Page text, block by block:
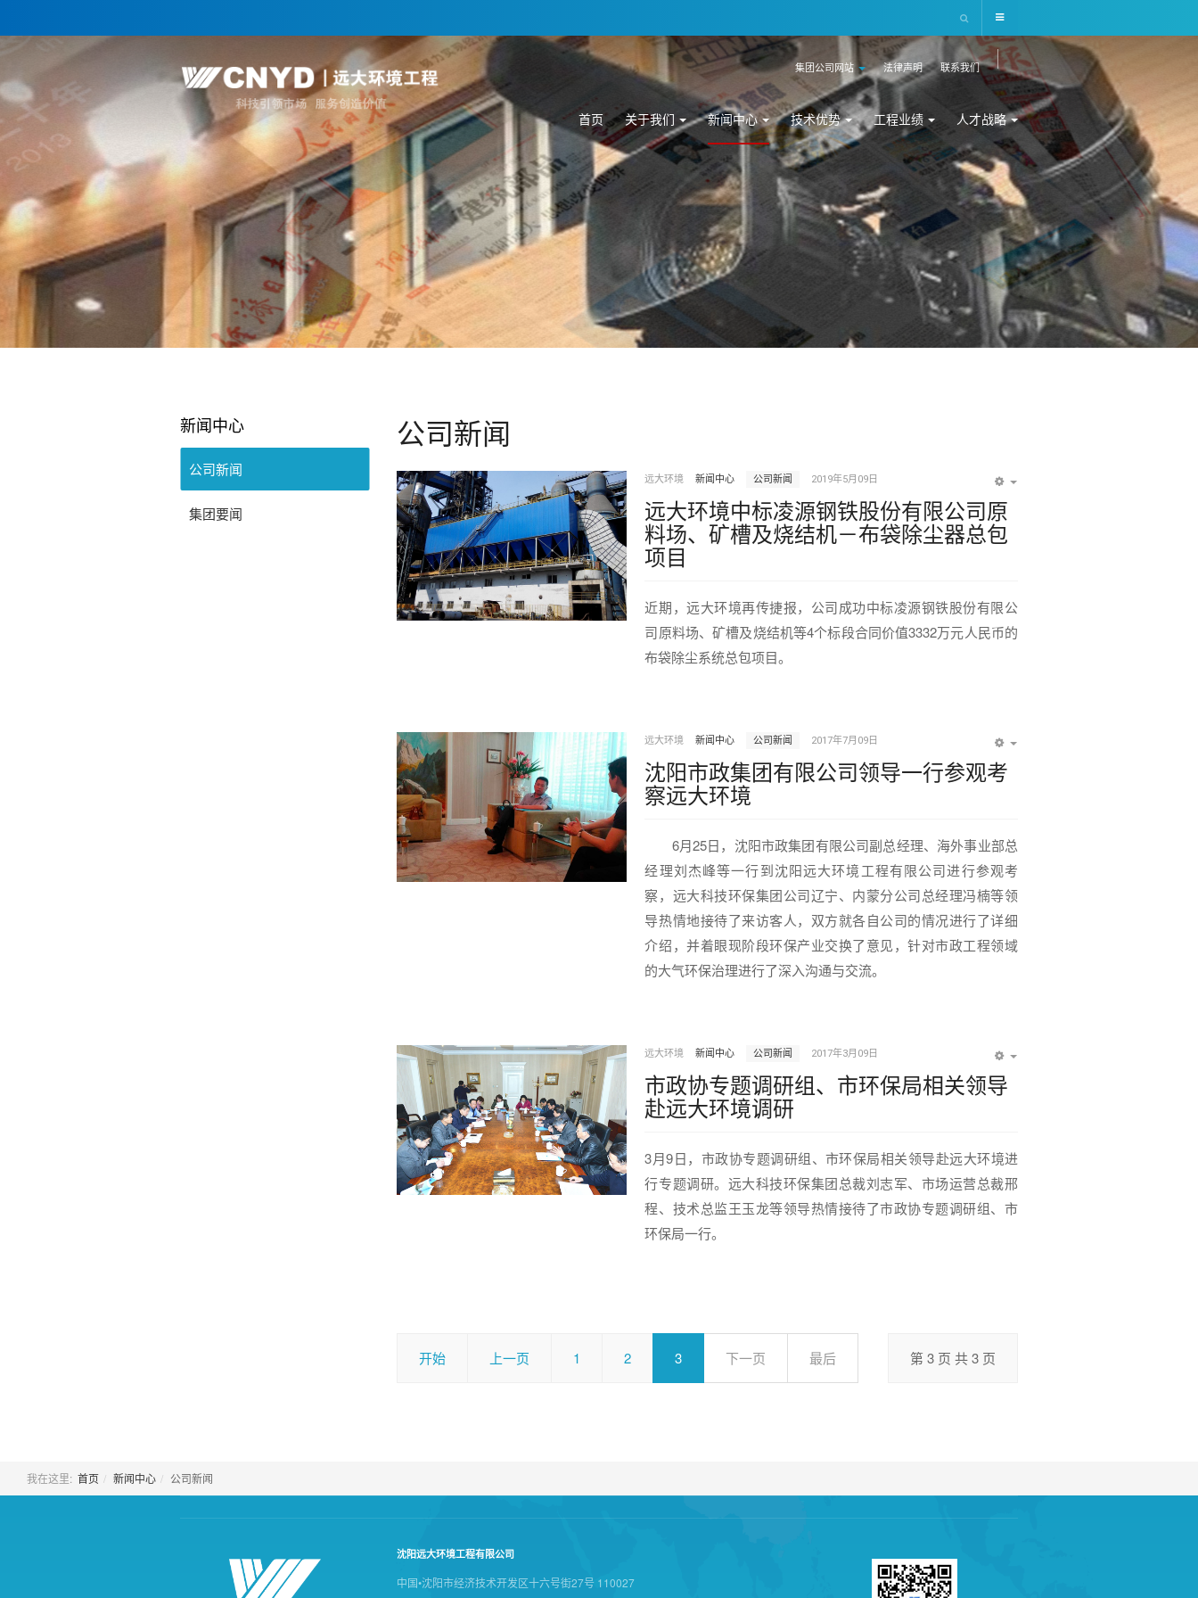
联系我们
法律声明
集团公司网站
首页 关于我们 新闻中心 技术优势 工程业绩 人才战略
公司新闻
远大环境 新闻中心 公司新闻 2019年5月09日
远大环境中标凌源钢铁股份有限公司原
料场、矿槽及烧结机－布袋除尘器总包
项目
近期，远大环境再传捷报，公司成功中标凌源钢铁股份有限公
司原料场、矿槽及烧结机等4个标段合同价值3332万元人民币的
布袋除尘系统总包项目。
远大环境 新闻中心 公司新闻 2017年7月09日
沈阳市政集团有限公司领导一行参观考
察远大环境
6月25日，沈阳市政集团有限公司副总经理、海外事业部总
经理刘杰峰等一行到沈阳远大环境工程有限公司进行参观考
察，远大科技环保集团公司辽宁、内蒙分公司总经理冯楠等领
导热情地接待了来访客人，双方就各自公司的情况进行了详细
介绍，并着眼现阶段环保产业交换了意见，针对市政工程领域
的大气环保治理进行了深入沟通与交流。
远大环境 新闻中心 公司新闻 2017年3月09日
市政协专题调研组、市环保局相关领导
赴远大环境调研
3月9日，市政协专题调研组、市环保局相关领导赴远大环境进
行专题调研。远大科技环保集团总裁刘志军、市场运营总裁邢
程、技术总监王玉龙等领导热情接待了市政协专题调研组、市
环保局一行。
第 3 页 共 3 页
开始 上一页 1 2 3 下一页 最后
新闻中心
公司新闻
集团要闻
我在这里: 首页 新闻中心 公司新闻
沈阳远大环境工程有限公司
中国•沈阳市经济技术开发区十六号街27号 110027